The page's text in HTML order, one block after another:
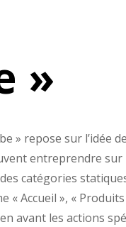
»
» repose sur l’idée
entreprendre
catégories
Accueil », « Produits
avant les actions